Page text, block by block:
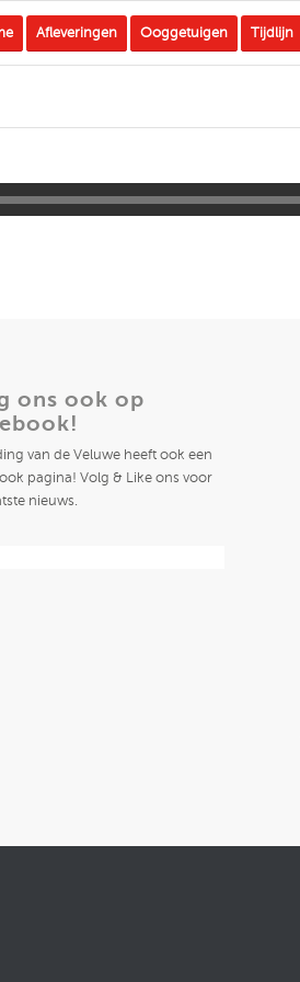
Afleveringen Ooggetuigen Tijdlijn
ons ook op
van de Veluwe heeft ook een
pagina! Volg & Like ons voor
nieuws.